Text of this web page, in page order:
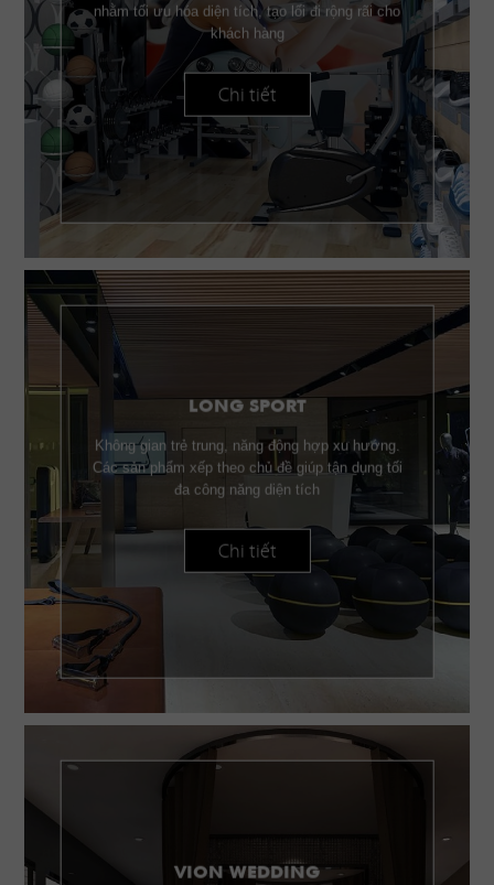
nhằm tối ưu hóa diện tích, tạo lối đi rộng rãi cho
khách hàng
Chi tiết
LONG SPORT
Không gian trẻ trung, năng động hợp xu hướng.
Các sản phẩm xếp theo chủ đề giúp tận dụng tối
đa công năng diện tích
Chi tiết
VION WEDDING